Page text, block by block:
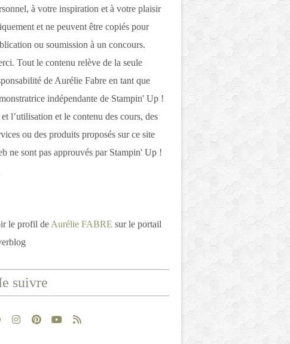
à votre inspiration et à votre plaisir
et ne peuvent être copiés pour
ou soumission à un concours.
Tout le contenu relève de la seule
de Aurélie Fabre en tant que
indépendante de Stampin' Up !
l’utilisation et le contenu des cours, des
ou des produits proposés sur ce site
ne sont pas approuvés par Stampin' Up !
le profil de Aurélie FABRE sur le portail
suivre